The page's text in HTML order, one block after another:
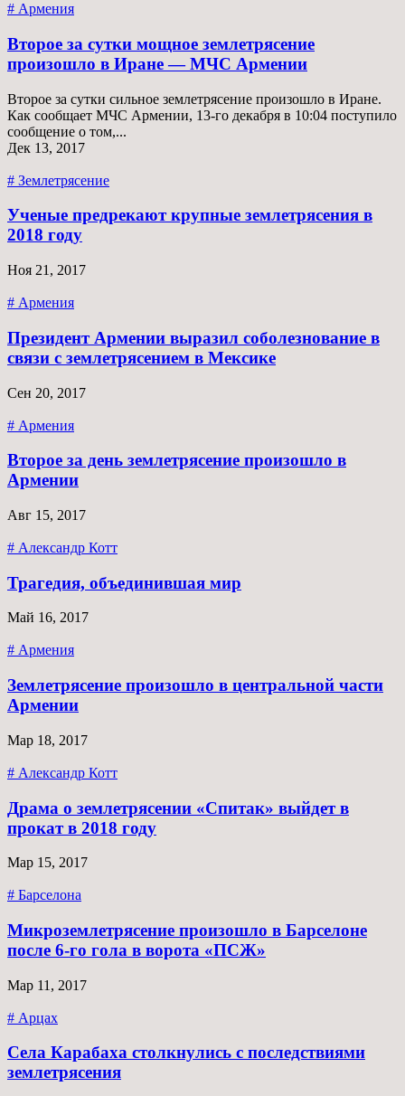
# Армения
Второе за сутки мощное землетрясение
произошло в Иране — МЧС Армении
Второе за сутки сильное землетрясение произошло в Иране.
Как сообщает МЧС Армении, 13-го декабря в 10:04 поступило
сообщение о том,...
Дек 13, 2017
# Землетрясение
Ученые предрекают крупные землетрясения в
2018 году
Ноя 21, 2017
# Армения
Президент Армении выразил соболезнование в
связи с землетрясением в Мексике
Сен 20, 2017
# Армения
Второе за день землетрясение произошло в
Армении
Авг 15, 2017
# Александр Котт
Трагедия, объединившая мир
Май 16, 2017
# Армения
Землетрясение произошло в центральной части
Армении
Мар 18, 2017
# Александр Котт
Драма о землетрясении «Спитак» выйдет в
прокат в 2018 году
Мар 15, 2017
# Барселона
Микроземлетрясение произошло в Барселоне
после 6-го гола в ворота «ПСЖ»
Мар 11, 2017
# Арцах
Села Карабаха столкнулись с последствиями
землетрясения